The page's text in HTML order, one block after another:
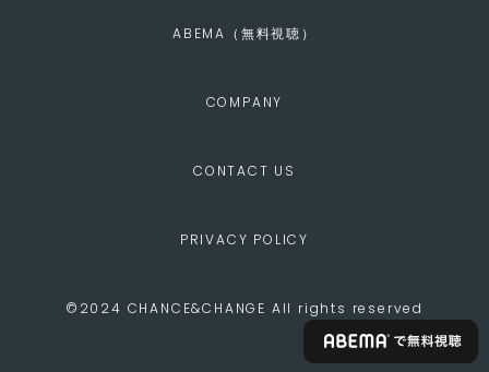
ABEMA（無料視聴）
COMPANY
CONTACT US
PRIVACY POLICY
©2024 CHANCE&CHANGE All rights reserved